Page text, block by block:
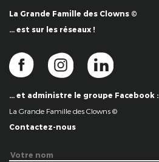
La Grande Famille des Clowns ©
… est sur les réseaux !
… et administre le groupe Facebook :
La Grande Famille des Clowns ©
Contactez-nous